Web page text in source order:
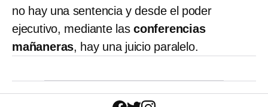
no hay una sentencia y desde el poder
ejecutivo, mediante lasconferencias
mañaneras, hay una juicio paralelo.